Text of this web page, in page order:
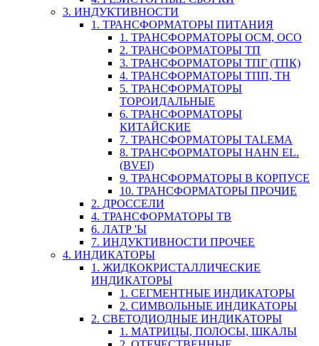
3. ИНДУКТИВНОСТИ
1. ТРАНСФОРМАТОРЫ ПИТАНИЯ
1. ТРАНСФОРМАТОРЫ ОСМ, ОСО
2. ТРАНСФОРМАТОРЫ ТП
3. ТРАНСФОРМАТОРЫ ТПГ (ТПК)
4. ТРАНСФОРМАТОРЫ ТПП, ТН
5. ТРАНСФОРМАТОРЫ
ТОРОИДАЛЬНЫЕ
6. ТРАНСФОРМАТОРЫ
КИТАЙСКИЕ
7. ТРАНСФОРМАТОРЫ TALEMA
8. ТРАНСФОРМАТОРЫ HAHN EL.
(BVEI)
9. ТРАНСФОРМАТОРЫ В КОРПУСЕ
10. ТРАНСФОРМАТОРЫ ПРОЧИЕ
2. ДРОССЕЛИ
4. ТРАНСФОРМАТОРЫ ТВ
6. ЛАТР 'Ы
7. ИНДУКТИВНОСТИ ПРОЧЕЕ
4. ИНДИКАТОРЫ
1. ЖИДКОКРИСТАЛЛИЧЕСКИЕ
ИНДИКАТОРЫ
1. СЕГМЕНТНЫЕ ИНДИКАТОРЫ
2. СИМВОЛЬНЫЕ ИНДИКАТОРЫ
2. СВЕТОДИОДНЫЕ ИНДИКАТОРЫ
1. МАТРИЦЫ, ПОЛОСЫ, ШКАЛЫ